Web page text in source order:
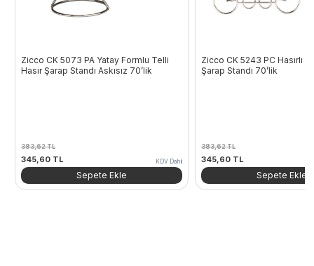
Zicco CK 5073 PA Yatay Formlu Telli
Hasır Şarap Standı Askısız 70’lik
383,62TL
Orijinal
fiyat:
383,62 TL.
345,60 TL
andaki
fiyat:
KDV Dahil
Sepete Ekle
Zicco CK 5243 PC Hasırlı
Şarap Standı 70’lik
383,62TL
Orijinal
fiyat:
383,62 TL.
345,60 TL
andaki
fiyat:
Sepete Ekle